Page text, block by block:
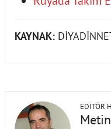
KAYNAK:
EDITÖR